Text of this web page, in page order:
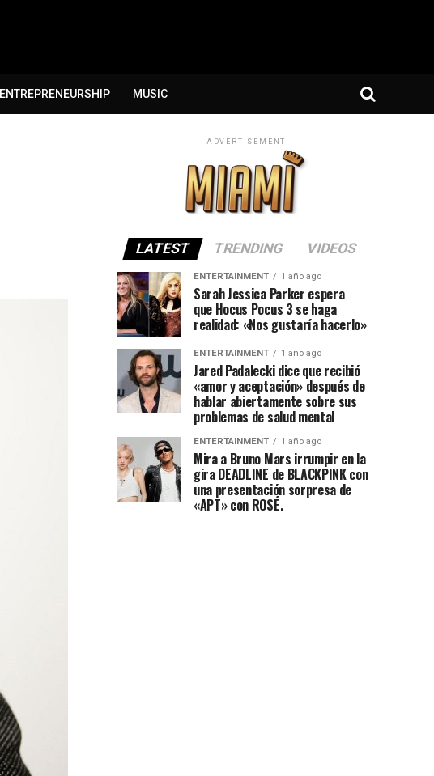
ENTREPRENEURSHIP MUSIC
ADVERTISEMENT
LATEST TRENDING VIDEOS
ENTERTAINMENT 1 año ago
Sarah Jessica Parker espera
que Hocus Pocus 3 se haga
realidad: «Nos gustaría hacerlo»
ENTERTAINMENT 1 año ago
Jared Padalecki dice que recibió
«amor y aceptación» después de
hablar abiertamente sobre sus
problemas de salud mental
ENTERTAINMENT 1 año ago
Mira a Bruno Mars irrumpir en la
gira DEADLINE de BLACKPINK con
una presentación sorpresa de
«APT» con ROSÉ.